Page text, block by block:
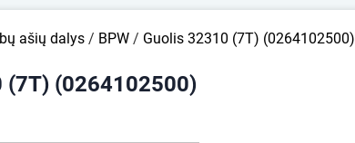
ašių dalys / BPW / Guolis 32310 (7T) (0264102500)
(7T) (0264102500)